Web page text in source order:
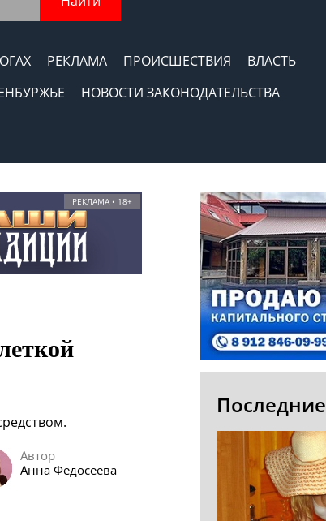
РЕКЛАМА ПРОИСШЕСТВИЯ
ВЛАСТЬ
НОВОСТИ ЗАКОНОДАТЕЛЬСТВА
РЕКЛАМА • 18+
Автор
Анна Федосеева